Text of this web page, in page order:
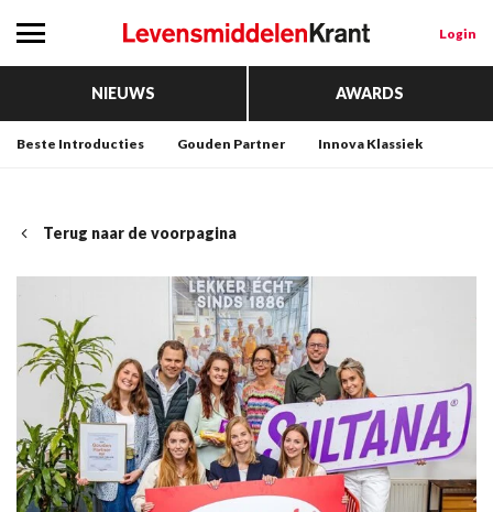
Login
NIEUWS AWARDS
Beste Introducties Gouden Partner Innova Klassiek
Terug naar de voorpagina